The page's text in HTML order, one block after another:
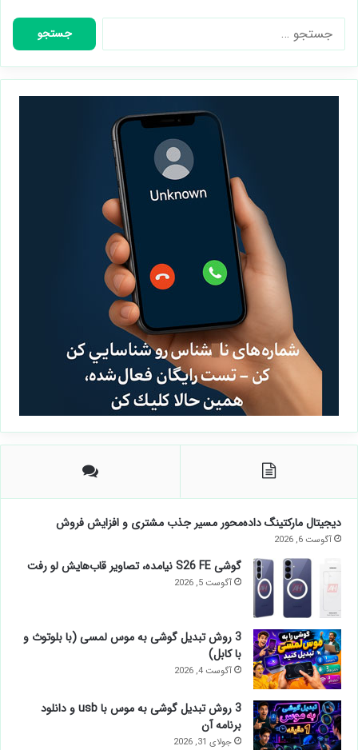
جستجو
برای:
دیجیتال مارکتینگ داده‌محور مسیر جذب مشتری و افزایش فروش
آگوست 6, 2026
گوشی S26 FE نیامده، تصاویر قاب‌هایش لو رفت
آگوست 5, 2026
3 روش تبدیل گوشی به موس لمسی (با بلوتوث و
با کابل)
آگوست 4, 2026
3 روش تبدیل گوشی به موس با usb و دانلود
برنامه آن
جولای 31, 2026